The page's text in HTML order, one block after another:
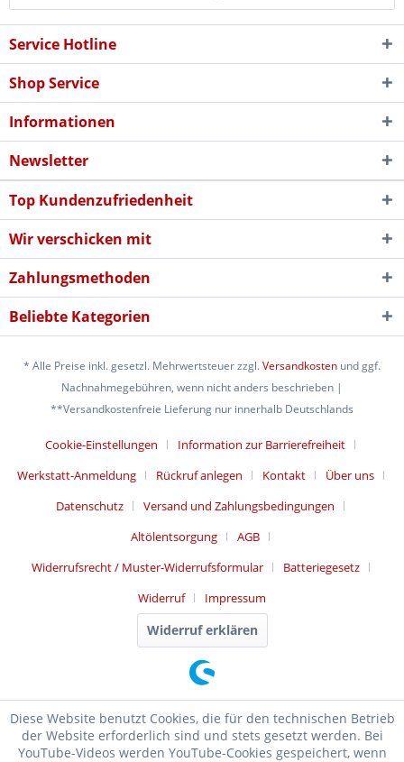
Service Hotline
Shop Service
Informationen
Newsletter
Top Kundenzufriedenheit
Wir verschicken mit
Zahlungsmethoden
Beliebte Kategorien
* Alle Preise inkl. gesetzl. Mehrwertsteuer zzgl.Versandkosten und ggf.
Nachnahmegebühren, wenn nicht anders beschrieben |
**Versandkostenfreie Lieferung nur innerhalb Deutschlands
Cookie-Einstellungen
Information zur Barrierefreiheit
Werkstatt-Anmeldung
Rückruf anlegen Kontakt
Über uns
Datenschutz
Versand und Zahlungsbedingungen
Altölentsorgung
AGB
Widerrufsrecht / Muster-Widerrufsformular
Batteriegesetz
Widerruf
Impressum
Widerruf erklären
Diese Website benutzt Cookies, die für den technischen Betrieb
der Website erforderlich sind und stets gesetzt werden. Bei
YouTube-Videos werden YouTube-Cookies gespeichert, wenn